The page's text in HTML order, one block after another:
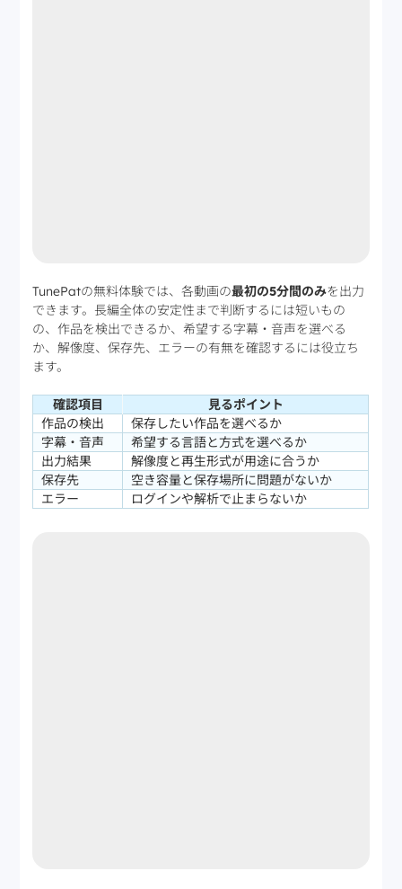
TunePatの無料体験では、各動画の最初の5分間のみを出力
できます。長編全体の安定性まで判断するには短いもの
の、作品を検出できるか、希望する字幕・音声を選べる
か、解像度、保存先、エラーの有無を確認するには役立ち
ます。
確認項目
見るポイント
作品の検出
保存したい作品を選べるか
字幕・音声
希望する言語と方式を選べるか
出力結果
解像度と再生形式が用途に合うか
保存先
空き容量と保存場所に問題がないか
エラー
ログインや解析で止まらないか